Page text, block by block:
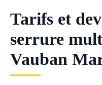
Tarifs et
serrure
Vauban